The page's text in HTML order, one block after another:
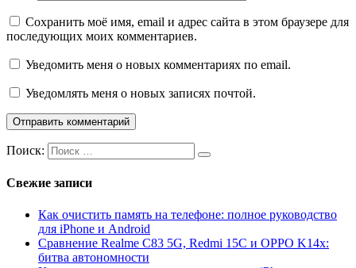
Сохранить моё имя, email и адрес сайта в этом браузере для
последующих моих комментариев.
Уведомить меня о новых комментариях по email.
Уведомлять меня о новых записях почтой.
Поиск:
Свежие записи
Как очистить память на телефоне: полное руководство
для iPhone и Android
Сравнение Realme C83 5G, Redmi 15C и OPPO K14x:
битва автономности